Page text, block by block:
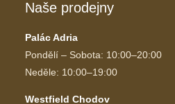
Naše prodejny
Palác Adria
Pondělí – Sobota: 10:00–20:00
Neděle: 10:00–19:00
Westfield Chodov